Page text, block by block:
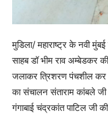
मुडिला/ महाराष्ट्र के नवी
साहब डॉ भीम राव अम्बेडकर
जलाकर त्रिशरण पंचशील कर
का संचालन संताराम कांबले जी
गंगाबाई चंद्रकांत पाटिल जी